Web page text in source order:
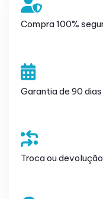
Compra 100%
Garantia de 90
Troca ou